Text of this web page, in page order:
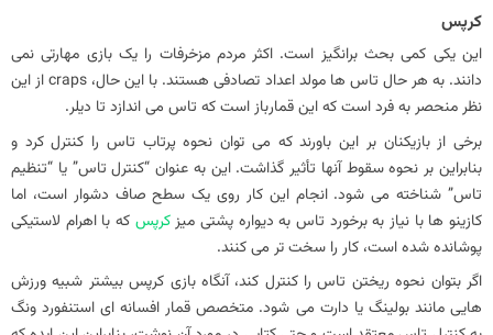
کرپس
این یکی کمی بحث برانگیز است. اکثر مردم مزخرفات را یک بازی مهارتی نمی
دانند. به هر حال تاس ها مولد اعداد تصادفی هستند. با این حال، craps از این
نظر منحصر به فرد است که این قمارباز است که تاس می اندازد تا دیلر.
برخی از بازیکنان بر این باورند که می توان نحوه پرتاب تاس را کنترل کرد و
بنابراین بر نحوه سقوط آنها تأثیر گذاشت. این به عنوان “کنترل تاس” یا “تنظیم
تاس” شناخته می شود. انجام این کار روی یک سطح صاف دشوار است، اما
کازینو ها با نیاز به برخورد تاس به دیواره پشتی میزکرپس که با اهرام لاستیکی
پوشانده شده است، کار را سخت‌ تر می‌ کنند.
اگر بتوان نحوه ریختن تاس را کنترل کند، آنگاه بازی کرپس بیشتر شبیه ورزش
هایی مانند بولینگ یا دارت می شود. متخصص قمار افسانه ای استنفورد ونگ